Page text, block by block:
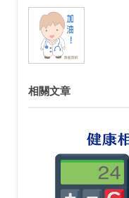
相關文章